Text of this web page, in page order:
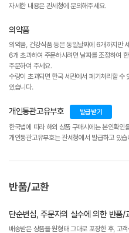
자세한 내용은 관세청에 문의해주세요.
의약품
의약품, 건강식품 등은 동일날짜에 6개까지만
6개 초과하여 주문하시려면 날짜를 조정하여
주문하여 주세요.
수량이 초과되면 한국 세관에서 폐기처리할 수
있습니다.
개인통관고유부호 발급받기
한국법에 따라 해외 상품 구매시에는 본인확인
개인통관고유부호는 관세청에서 발급하고 있습
반품/교환
단순변심, 주문자의 실수에 의한 반품/
배송받은 상품을 원형태 그대로 포장한 후, 고